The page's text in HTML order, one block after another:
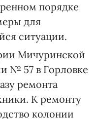
порядке
для
ситуации.
Мичуринской
№ 57 в Горловке
ремонта
К ремонту
колонии